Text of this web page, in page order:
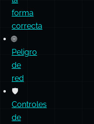
forma
correcta
🌐
Peligro
de
red
🛡️
Controles
de